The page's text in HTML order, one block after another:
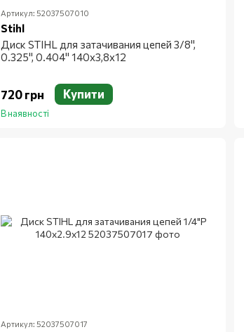
Артикул: 52037507010
Stihl
Диск STIHL для затачивания цепей 3/8",
0.325", 0.404" 140x3,8x12
720 грн Купити
В наявності
Артикул: 52037507017